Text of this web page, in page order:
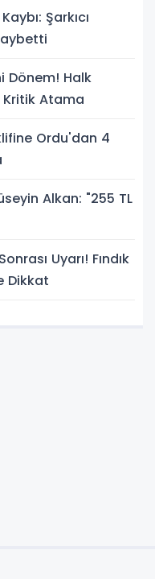
Şarkıcı
Dönem! Halk
Kritik Atama
Ordu'dan 4
Alkan: "255 TL
Uyarı! Fındık
Dikkat